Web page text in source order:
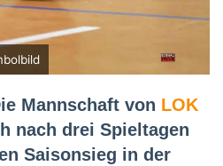
Mannschaft von LOK
nach drei Spieltagen
Saisonsieg in der